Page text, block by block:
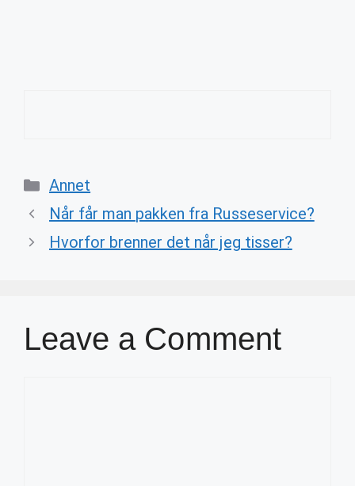
Categories
Annet
Når får man pakken fra Russeservice?
Hvorfor brenner det når jeg tisser?
Leave a Comment